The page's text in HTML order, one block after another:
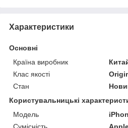
Характеристики
Основні
Країна виробник
Клас якості
Стан
Користувальницькі
Мoдель
Сумісність